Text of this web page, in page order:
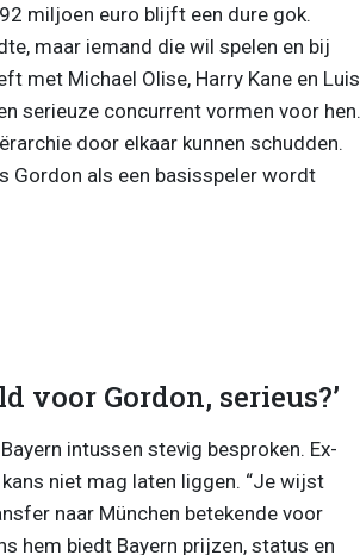
miljoen euro blijft een dure gok.
maar iemand die wil spelen en bij
met Michael Olise, Harry Kane en Luis
serieuze concurrent vormen voor hen.
door elkaar kunnen schudden.
Gordon als een basisspeler wordt
voor Gordon, serieus?’
intussen stevig besproken. Ex-
niet mag laten liggen. “Je wijst
naar München betekende voor
hem biedt Bayern prijzen, status en